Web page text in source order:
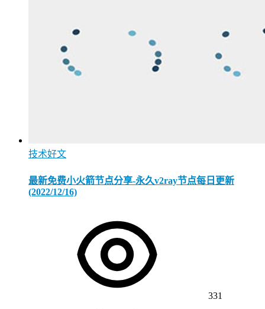
技术好文
最新免费小火箭节点分享-永久v2ray节点每日更新
(2022/12/16)
331